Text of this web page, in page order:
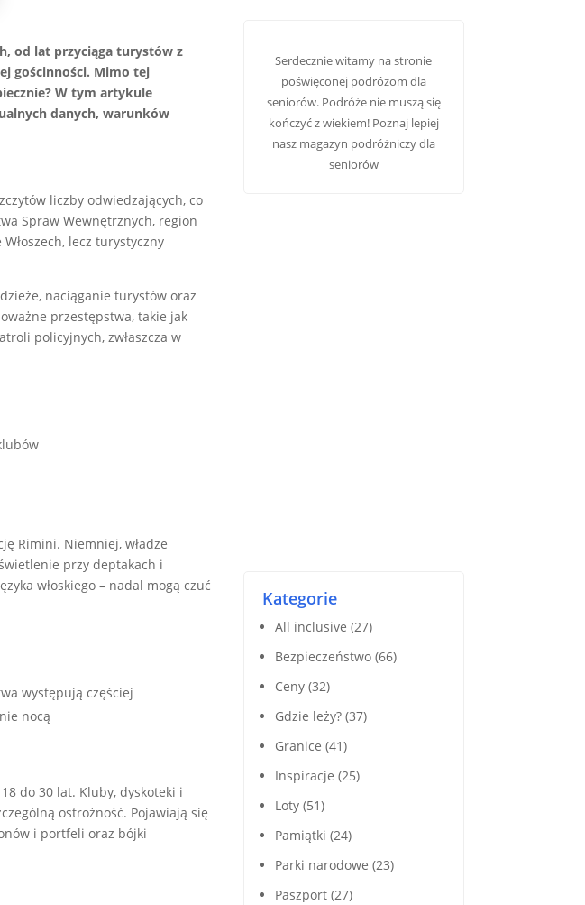
od lat przyciąga turystów z
gościnności. Mimo tej
W tym artykule
danych, warunków
liczby odwiedzających, co
Spraw Wewnętrznych, region
lecz turystyczny
naciąganie turystów oraz
przestępstwa, takie jak
policyjnych, zwłaszcza w
Rimini. Niemniej, władze
przy deptakach i
włoskiego – nadal mogą czuć
występują częściej
nocą
do 30 lat. Kluby, dyskoteki i
ostrożność. Pojawiają się
i portfeli oraz bójki
Serdecznie witamy na stronie
poświęconej podróżom dla
seniorów. Podróże nie muszą się
kończyć z wiekiem! Poznaj lepiej
nasz magazyn podróżniczy dla
seniorów
Kategorie
All inclusive (27)
Bezpieczeństwo(66)
Ceny(32)
Gdzie leży?(37)
Granice (41)
Inspiracje (25)
Loty(51)
Pamiątki (24)
Parki narodowe (23)
Paszport(27)